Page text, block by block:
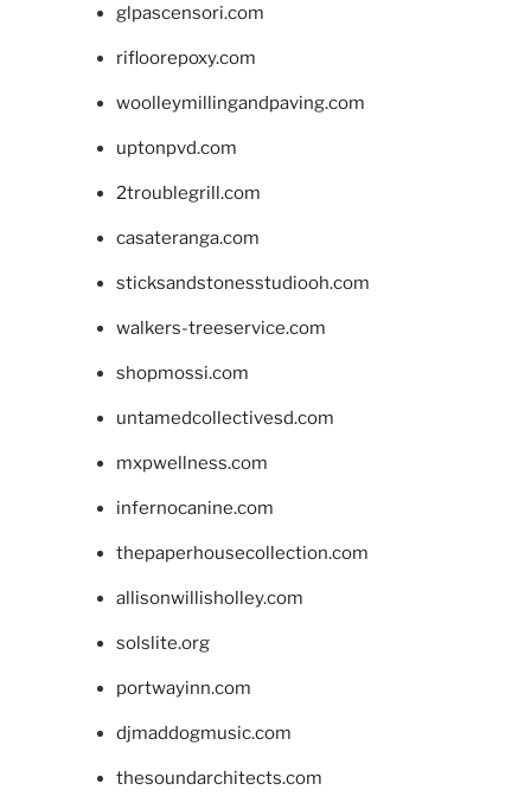
glpascensori.com
rifloorepoxy.com
woolleymillingandpaving.com
uptonpvd.com
2troublegrill.com
casateranga.com
sticksandstonesstudiooh.com
walkers-treeservice.com
shopmossi.com
untamedcollectivesd.com
mxpwellness.com
infernocanine.com
thepaperhousecollection.com
allisonwillisholley.com
solslite.org
portwayinn.com
djmaddogmusic.com
thesoundarchitects.com